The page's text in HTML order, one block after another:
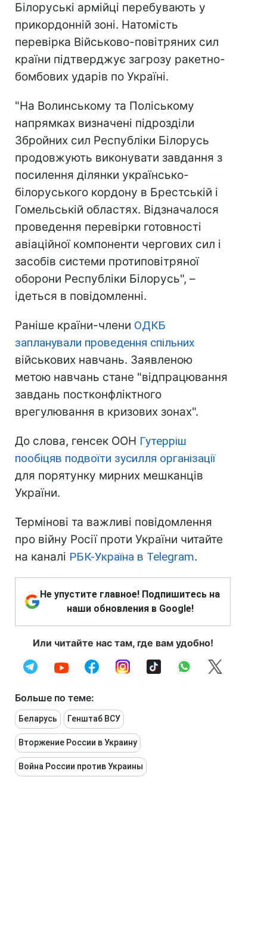
Білоруські армійці перебувають у
прикордонній зоні. Натомість
перевірка Військово-повітряних сил
країни підтверджує загрозу ракетно-
бомбових ударів по Україні.
"На Волинському та Поліському
напрямках визначені підрозділи
Збройних сил Республіки Білорусь
продовжують виконувати завдання з
посилення ділянки українсько-
білоруського кордону в Брестській і
Гомельській областях. Відзначалося
проведення перевірки готовності
авіаційної компоненти чергових сил і
засобів системи протиповітряної
оборони Республіки Білорусь", –
ідеться в повідомленні.
Раніше країни-члени ОДКБ
запланували проведення спільних
військових навчань. Заявленою
метою навчань стане "відпрацювання
завдань постконфліктного
врегулювання в кризових зонах".
До слова, генсек ООН Гутерріш
пообіцяв подвоїти зусилля організації
для порятунку мирних мешканців
України.
Термінові та важливі повідомлення
про війну Росії проти України читайте
на каналі РБК-Україна в Telegram.
Не упустите главное! Подпишитесь на
наши обновления в Google!
Или читайте нас там, где вам удобно!
Больше по теме:
Беларусь Генштаб ВСУ
Вторжение России в Украину
Война России против Украины